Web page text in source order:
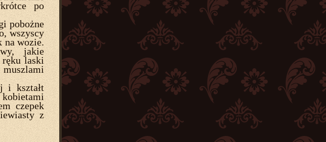
po
pobożne
wszyscy
na wozie.
jakie
laski
i kształt
czepek
z